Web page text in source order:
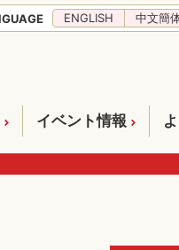
ENGLISH 中文簡
イベント情報